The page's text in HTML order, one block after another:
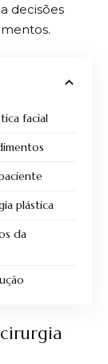
decisões
facial
plástica
da